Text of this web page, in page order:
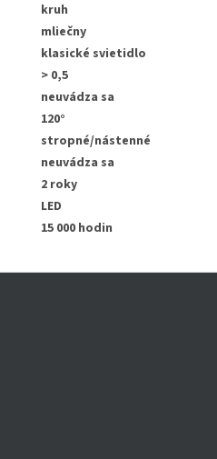
kruh
mliečny
klasické svietidlo
> 0,5
neuvádza sa
120°
stropné/nástenné
neuvádza sa
2 roky
LED
15 000 hodin